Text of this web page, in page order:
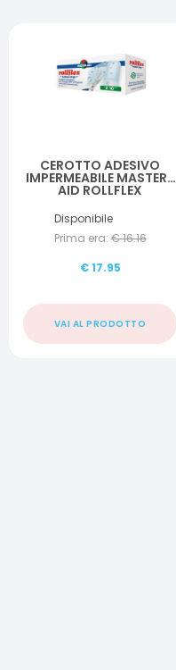
CEROTTO ADESIVO
IMPERMEABILE MASTER-
AID ROLLFLEX
Disponibile
Prima era: €16.16
€17.95
VAI AL PRODOTTO